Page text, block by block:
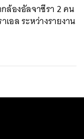
ล้องอัลจาซีรา 2 คน
อล ระหว่างรายงาน